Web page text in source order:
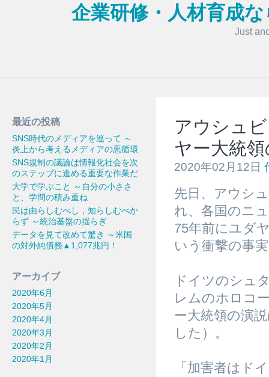
企業研修・人材育成
Just
最近の投稿
SNS時代のメディアを巡って ～
炎上から考えるメディアの悪循環
SNS規制の議論は情報化社会を次
のステップに進める重要な作業だ
大学で学ぶこと ～自分の小ささ
と、学問の積み重ね
民は由らしむべし，知らしむべか
らず ～統治基盤の揺らぎ
データを見て改めて驚き ～米国
の対外純債務▲1,077兆円！
アーカイブ
2020年6月
2020年5月
2020年4月
2020年3月
2020年2月
2020年1月
アウシュ
ヤー大統
2020年02月12日
先日、アウシ
れ、各国のニ
75年前にユダ
いう衝撃の事
ドイツのシュ
レムのホロコ
ー大統領の演
した）。
「加害者はド